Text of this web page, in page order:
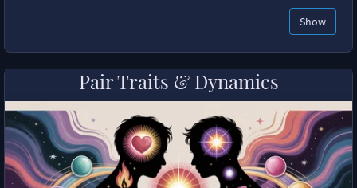
Show
Pair Traits & Dynamics